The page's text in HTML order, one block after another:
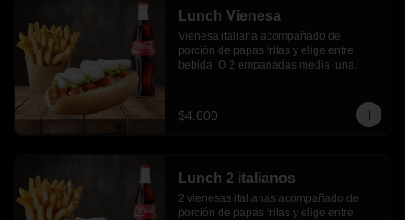
Lunch Vienesa
Vienesa italiana acompañado de
porción de papas fritas y elige entre
bebida  O 2 empanadas media luna.
$4.600
Lunch 2 italianos
2 vienesas italianas acompañado de
porción de papas fritas y elige entre